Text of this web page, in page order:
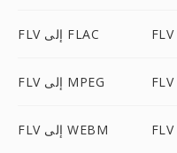
FLV إلى FLAC
FLV إلى MPEG
FLV إلى WEBM